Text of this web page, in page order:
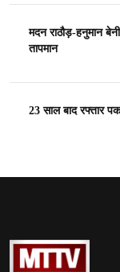
मदन राठौड़-हनुमान
तापमान
23 साल बाद रफ्तार